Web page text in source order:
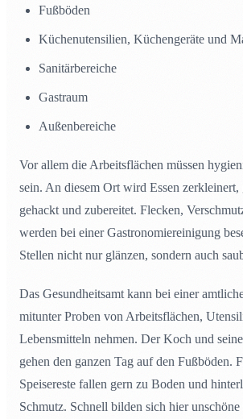
Fußböden
Küchenutensilien, Küchengeräte und
Sanitärbereiche
Gastraum
Außenbereiche
Vor allem die Arbeitsflächen müssen
sein. An diesem Ort wird Essen zerkleinert,
gehackt und zubereitet. Flecken,
werden bei einer Gastronomiereinigung
Stellen nicht nur glänzen, sondern auch
Das Gesundheitsamt kann bei einer
mitunter Proben von Arbeitsflächen,
Lebensmitteln nehmen. Der Koch und
gehen den ganzen Tag auf den Fußböden.
Speisereste fallen gern zu Boden und
Schmutz. Schnell bilden sich hier